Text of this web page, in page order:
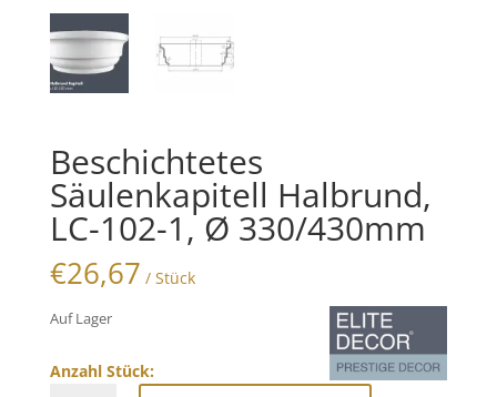
Beschichtetes
Säulenkapitell Halbrund,
LC-102-1, Ø 330/430mm
€26,67 / Stück
Auf Lager
Anzahl Stück: